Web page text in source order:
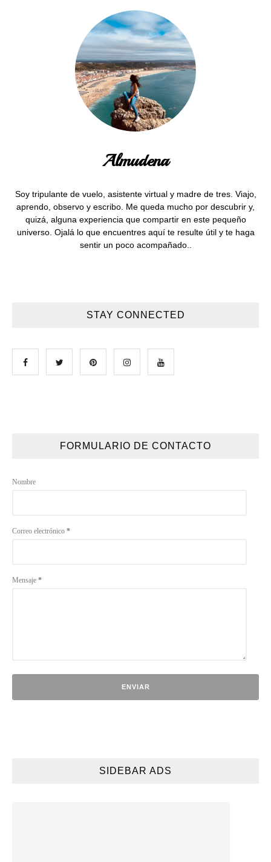
Almudena
Soy tripulante de vuelo, asistente virtual y madre de tres. Viajo,
aprendo, observo y escribo. Me queda mucho por descubrir y,
quizá, alguna experiencia que compartir en este pequeño
universo. Ojalá lo que encuentres aquí te resulte útil y te haga
sentir un poco acompañado..
STAY CONNECTED
FORMULARIO DE CONTACTO
Nombre
Correo electrónico *
Mensaje *
SIDEBAR ADS